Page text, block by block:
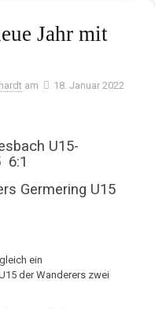
Jahr mit
am 18. Januar 2022
U15-
6:1
Germering U15
ein
der Wanderers zwei